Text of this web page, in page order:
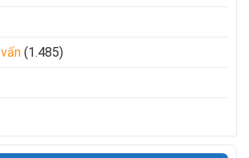
(1.485)